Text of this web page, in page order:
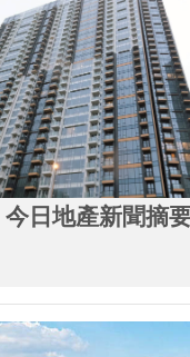
今日地產新聞摘